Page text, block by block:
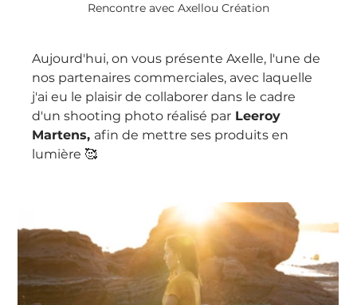
Rencontre avec Axellou Création
Aujourd'hui, on vous présente Axelle, l'une de
nos partenaires commerciales, avec laquelle
j'ai eu le plaisir de collaborer dans le cadre
d'un shooting photo réalisé par Leeroy
Martens, afin de mettre ses produits en
lumière 🥰